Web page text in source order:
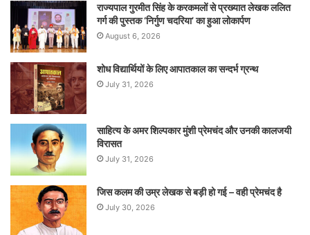
राज्यपाल गुरमीत सिंह के करकमलों से प्रख्यात लेखक ललित
गर्ग की पुस्तक ‘निर्गुण चदरिया’ का हुआ लोकार्पण
August 6, 2026
शोध विद्यार्थियों के लिए आपातकाल का सन्दर्भ ग्रन्थ
July 31, 2026
साहित्य के अमर शिल्पकार मुंशी प्रेमचंद और उनकी कालजयी
विरासत
July 31, 2026
जिस कलम की उम्र लेखक से बड़ी हो गई – वही प्रेमचंद है
July 30, 2026